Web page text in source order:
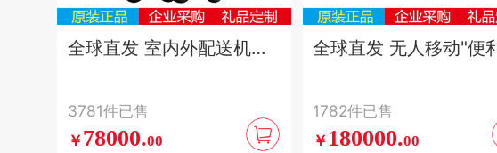
全球直发 室内外配送机器
航 多场景通吃 20000左右
3781件已售
￥ 78000.00
全球直发 无人移动"便
建图 降本增收24时营
1782件已售
￥ 180000.00